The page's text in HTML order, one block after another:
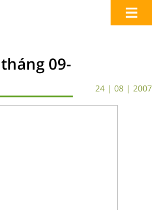
09-
24 | 08 | 2007